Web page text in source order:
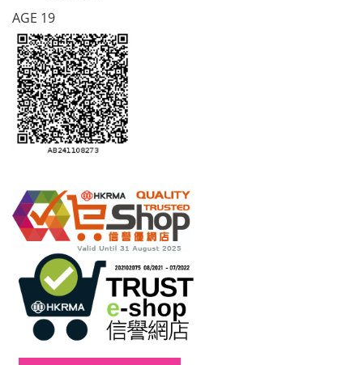
AGE 19